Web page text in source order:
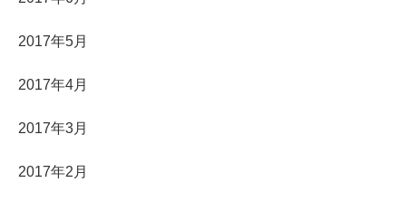
2017年5月
2017年4月
2017年3月
2017年2月